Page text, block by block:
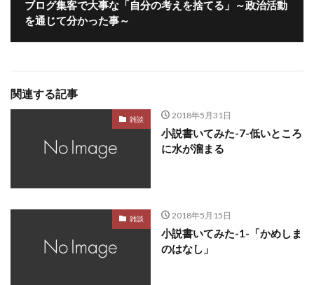
ブログ集客で大事な「自分の考えを捨てる」～政治活動
を通じて分かった事～
関連する記事
雑談 2018年5月31日
小説書いてみた-7-低いところ
に水が溜まる
雑談 2018年5月15日
小説書いてみた-1-「かめしま
のはなし」